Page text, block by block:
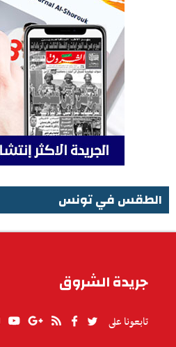
الطقس في تونس
جريدة الشروق
تابعونا على